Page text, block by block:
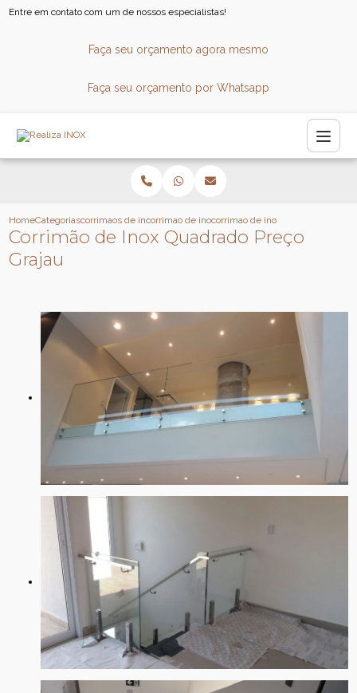
Entre em contato com um de nossos especialistas!
Faça seu orçamento agora mesmo
Faça seu orçamento por Whatsapp
HomeCategoriascorrimaos de inoxcorrimao de inox para paredecorrimao de inox quadrado preco
Corrimão de Inox Quadrado Preço
Grajau